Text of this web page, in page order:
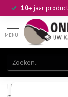
10+jaar
MENU
Home